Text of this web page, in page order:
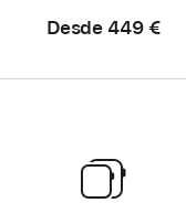
Desde 449 €